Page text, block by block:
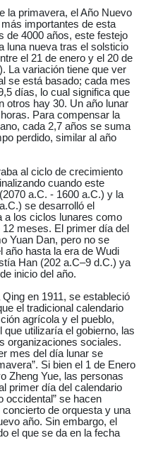
la primavera, el Año Nuevo
importantes de esta
de 4000 años, este festejo
luna nueva tras el solsticio
el 21 de enero y el 20 de
La variación tiene que ver
se está basado; cada mes
días, lo cual significa que
otros hay 30. Un año lunar
Para compensar la
cada 2,7 años se suma
perdido, similar al año
al ciclo de crecimiento
cuando este
a.C. - 1600 a.C.) y la
se desarrolló el
a los ciclos lunares como
meses. El primer día del
Yuan Dan, pero no se
año hasta la era de Wudi
Han (202 a.C–9 d.C.) ya
inicio del año.
en 1911, se estableció
el tradicional calendario
agrícola y el pueblo,
utilizaría el gobierno, las
organizaciones sociales.
mes del día lunar se
Si bien el 1 de Enero
Zheng Yue, las personas
primer día del calendario
occidental” se hacen
de orquesta y una
año. Sin embargo, el
el que se da en la fecha